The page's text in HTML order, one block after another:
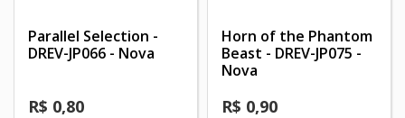
Parallel Selection -
DREV-JP066 - Nova
R$ 0,80
Horn of the Phantom
Beast - DREV-JP075 -
Nova
R$ 0,90